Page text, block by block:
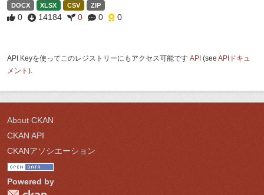
DOCX XLSX CSV ZIP
0 14184 0 0 0
API Keyを使ってこのレジストリーにもアクセス可能です API (see APIドキュ
メント ).
About CKAN
CKAN API
CKANアソシエーション
Powered by